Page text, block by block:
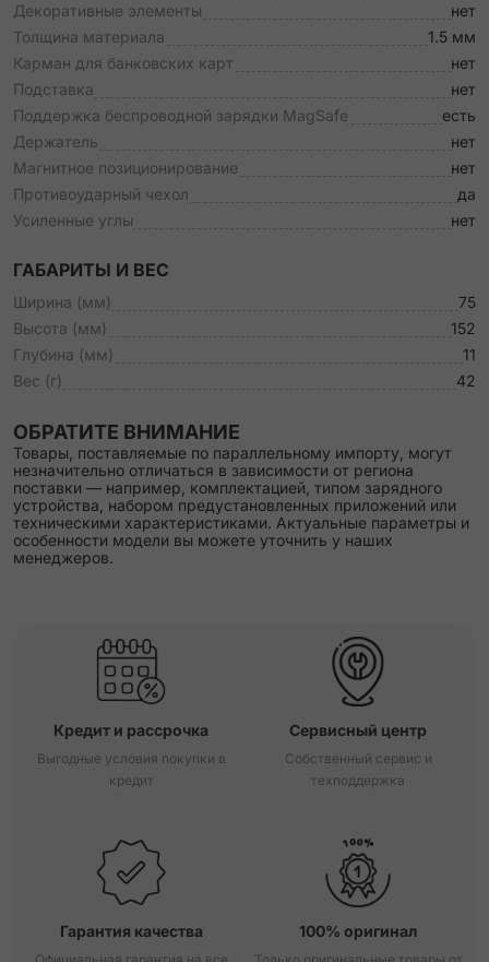
Декоративные элементы
нет
Толщина материала
1.5 мм
Карман для банковских карт
нет
Подставка
нет
Поддержка беспроводной зарядки MagSafe
есть
Держатель
нет
Магнитное позиционирование
нет
Противоударный чехол
да
Усиленные углы
нет
ГАБАРИТЫ И ВЕС
Ширина (мм)
75
Высота (мм)
152
Глубина (мм)
11
Вес (г)
42
ОБРАТИТЕ ВНИМАНИЕ
Товары, поставляемые по параллельному импорту, могут
незначительно отличаться в зависимости от региона
поставки — например, комплектацией, типом зарядного
устройства, набором предустановленных приложений или
техническими характеристиками. Актуальные параметры и
особенности модели вы можете уточнить у наших
менеджеров.
Кредит и рассрочка
Выгодные условия покупки в
кредит
Сервисный центр
Собственный сервис и
техподдержка
Гарантия качества 100% оригинал